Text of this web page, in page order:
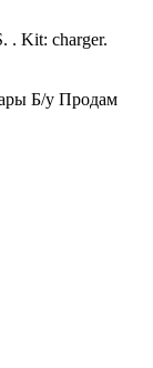
. Kit: charger.
Б/у Продам